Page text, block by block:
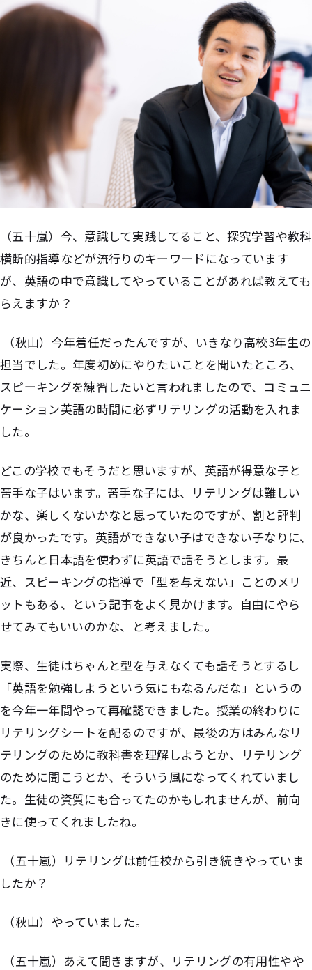
（五十嵐）今、意識して実践してること、探究学習や教科
横断的指導などが流行りのキーワードになっています
が、英語の中で意識してやっていることがあれば教えても
らえますか？
（秋山）今年着任だったんですが、いきなり高校3年生の
担当でした。年度初めにやりたいことを聞いたところ、
スピーキングを練習したいと言われましたので、コミュニ
ケーション英語の時間に必ずリテリングの活動を入れま
した。
どこの学校でもそうだと思いますが、英語が得意な子と
苦手な子はいます。苦手な子には、リテリングは難しい
かな、楽しくないかなと思っていたのですが、割と評判
が良かったです。英語ができない子はできない子なりに、
きちんと日本語を使わずに英語で話そうとします。最
近、スピーキングの指導で「型を与えない」ことのメリ
ットもある、という記事をよく見かけます。自由にやら
せてみてもいいのかな、と考えました。
実際、生徒はちゃんと型を与えなくても話そうとするし
「英語を勉強しようという気にもなるんだな」というの
を今年一年間やって再確認できました。授業の終わりに
リテリングシートを配るのですが、最後の方はみんなリ
テリングのために教科書を理解しようとか、リテリング
のために聞こうとか、そういう風になってくれていまし
た。生徒の資質にも合ってたのかもしれませんが、前向
きに使ってくれましたね。
（五十嵐）リテリングは前任校から引き続きやっていま
したか？
（秋山）やっていました。
（五十嵐）あえて聞きますが、リテリングの有用性やや